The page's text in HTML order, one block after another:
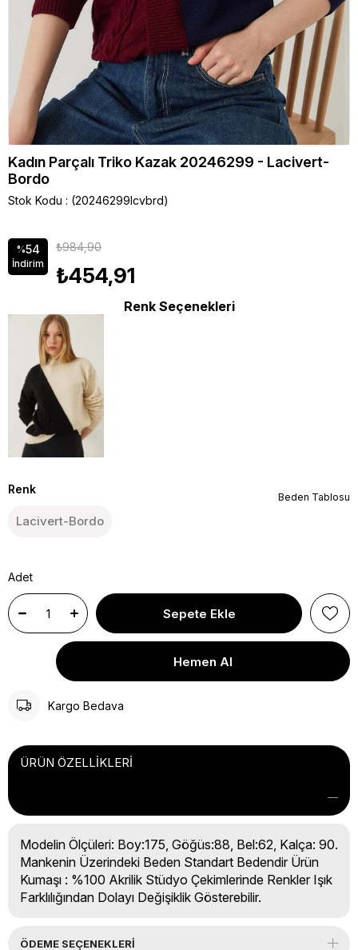
Kadın Parçalı Triko Kazak 20246299 - Lacivert-
Bordo
Stok Kodu (20246299lcvbrd)
%54
İndirim
₺984,90
₺454,91
Renk Seçenekleri
Renk
Lacivert-Bordo
Beden Tablosu
Adet
Kargo Bedava
ÜRÜN ÖZELLIKLERI
Modelin Ölçüleri: Boy:175, Göğüs:88, Bel:62, Kalça: 90.
Mankenin Üzerindeki Beden Standart Bedendir Ürün
Kumaşı : %100 Akrilik Stüdyo Çekimlerinde Renkler Işık
Farklılığından Dolayı Değişiklik Gösterebilir.
ÖDEME SEÇENEKLERI